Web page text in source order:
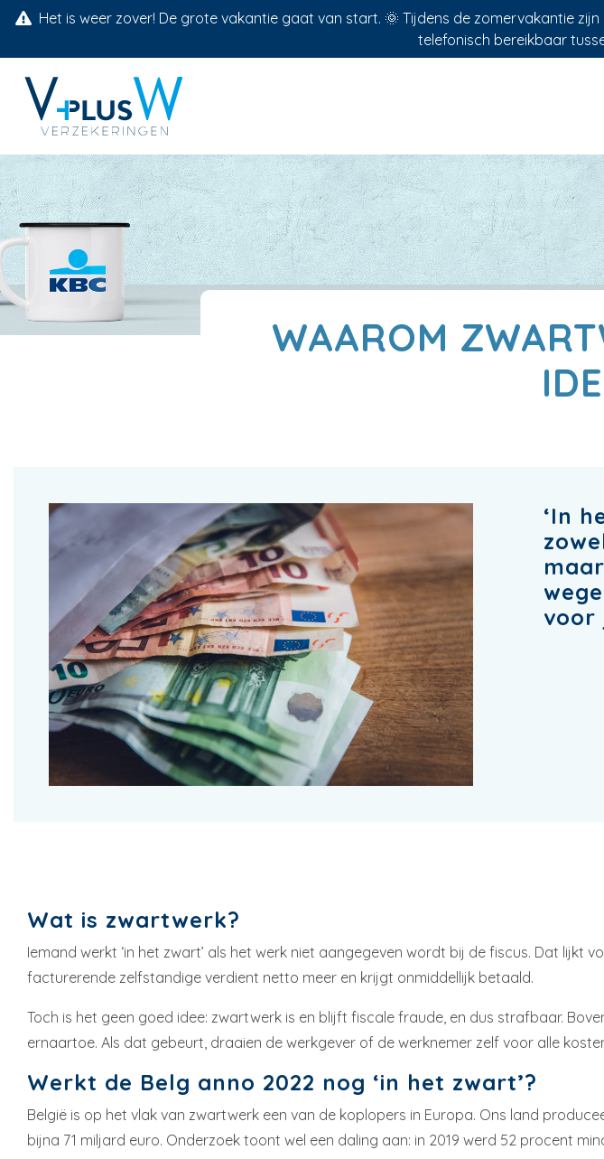
Het is weer zover! De grote vakantie gaat van start. 🌞 Tijdens de zomervakantie
telefonisch bereikbaar
WAAROM
‘In
voor
Wat is zwartwerk?
Iemand werkt ‘in het zwart’ als het werk niet aangegeven wordt bij de fiscus. Dat
facturerende zelfstandige verdient netto meer en krijgt onmiddellijk betaald.
Toch is het geen goed idee: zwartwerk is en blijft fiscale fraude, en dus strafbaar.
ernaartoe. Als dat gebeurt, draaien de werkgever of de werknemer zelf voor alle
Werkt de Belg anno 2022 nog ‘in het zwart’?
België is op het vlak van zwartwerk een van de koplopers in Europa. Ons land
bijna 71 miljard euro. Onderzoek toont wel een daling aan: in 2019 werd 52 procent